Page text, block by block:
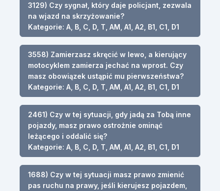
3129) Czy sygnał, który daje policjant, zezwala
na wjazd na skrzyżowanie?
Kategorie: A, B, C, D, T, AM, A1, A2, B1, C1, D1
3558) Zamierzasz skręcić w lewo, a kierujący
motocyklem zamierza jechać na wprost. Czy
masz obowiązek ustąpić mu pierwszeństwa?
Kategorie: A, B, C, D, T, AM, A1, A2, B1, C1, D1
2461) Czy w tej sytuacji, gdy jadą za Tobą inne
pojazdy, masz prawo ostrożnie ominąć
leżącego i oddalić się?
Kategorie: A, B, C, D, T, AM, A1, A2, B1, C1, D1
1688) Czy w tej sytuacji masz prawo zmienić
pas ruchu na prawy, jeśli kierujesz pojazdem,